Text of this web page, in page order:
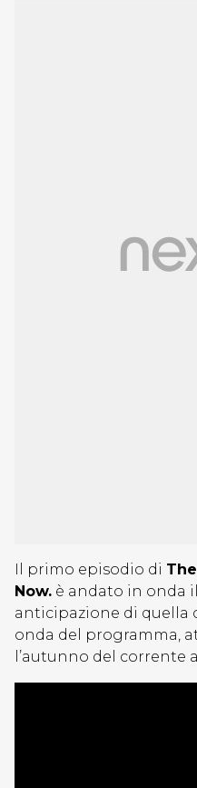
Il primo episodio di
Now. è andato in onda
anticipazione di quella
onda del programma,
l’autunno del corrente